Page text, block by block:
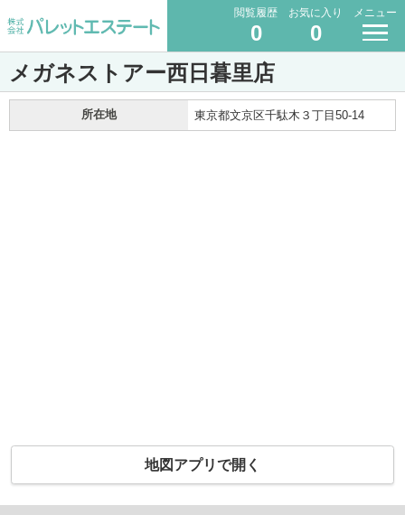
閲覧履歴
0
お気に入り
0
メニュー
メガネストアー西日暮里店
所在地 東京都文京区千駄木３丁目50-14
地図アプリで開く